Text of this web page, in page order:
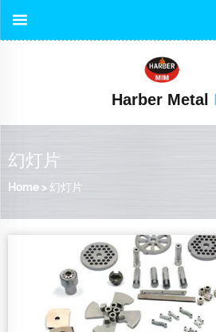
Harber Metal
幻灯片
Home >幻灯片